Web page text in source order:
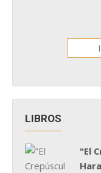
LIBROS
"El